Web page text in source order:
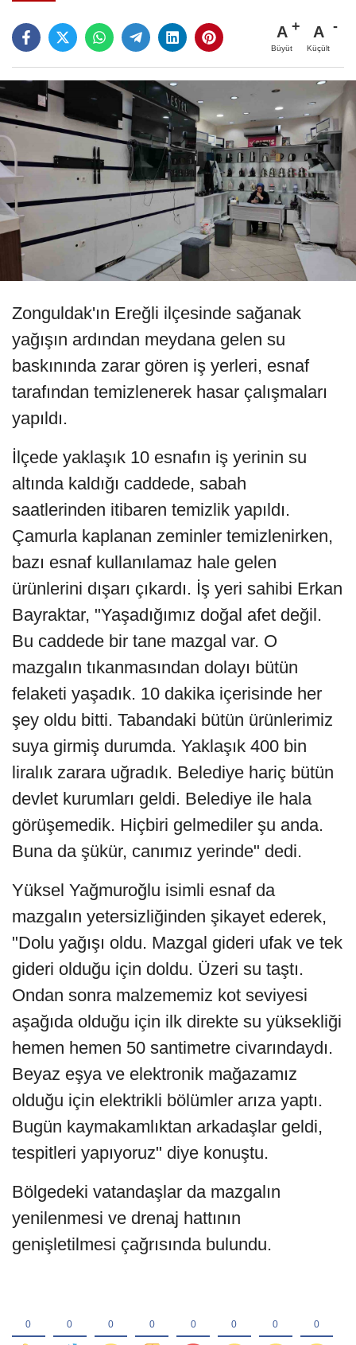
A
Büyüt
A
Küçült
Zonguldak'ın Ereğli ilçesinde sağanak
yağışın ardından meydana gelen su
baskınında zarar gören iş yerleri, esnaf
tarafından temizlenerek hasar çalışmaları
yapıldı.
İlçede yaklaşık 10 esnafın iş yerinin su
altında kaldığı caddede, sabah
saatlerinden itibaren temizlik yapıldı.
Çamurla kaplanan zeminler temizlenirken,
bazı esnaf kullanılamaz hale gelen
ürünlerini dışarı çıkardı. İş yeri sahibi Erkan
Bayraktar, "Yaşadığımız doğal afet değil.
Bu caddede bir tane mazgal var. O
mazgalın tıkanmasından dolayı bütün
felaketi yaşadık. 10 dakika içerisinde her
şey oldu bitti. Tabandaki bütün ürünlerimiz
suya girmiş durumda. Yaklaşık 400 bin
liralık zarara uğradık. Belediye hariç bütün
devlet kurumları geldi. Belediye ile hala
görüşemedik. Hiçbiri gelmediler şu anda.
Buna da şükür, canımız yerinde" dedi.
Yüksel Yağmuroğlu isimli esnaf da
mazgalın yetersizliğinden şikayet ederek,
"Dolu yağışı oldu. Mazgal gideri ufak ve tek
gideri olduğu için doldu. Üzeri su taştı.
Ondan sonra malzememiz kot seviyesi
aşağıda olduğu için ilk direkte su yüksekliği
hemen hemen 50 santimetre civarındaydı.
Beyaz eşya ve elektronik mağazamız
olduğu için elektrikli bölümler arıza yaptı.
Bugün kaymakamlıktan arkadaşlar geldi,
tespitleri yapıyoruz" diye konuştu.
Bölgedeki vatandaşlar da mazgalın
yenilenmesi ve drenaj hattının
genişletilmesi çağrısında bulundu.